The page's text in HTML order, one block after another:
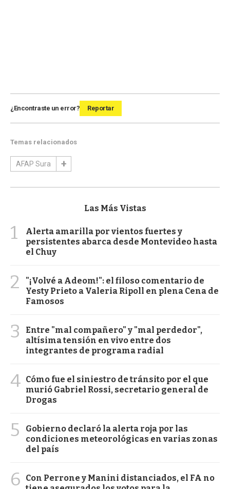
¿Encontraste un error? Reportar
Temas relacionados
AFAP Sura
Las Más Vistas
1
Alerta amarilla por vientos fuertes y
persistentes abarca desde Montevideo hasta
el Chuy
2
"¡Volvé a Adeom!": el filoso comentario de
Yesty Prieto a Valeria Ripoll en plena Cena de
Famosos
3
Entre "mal compañero" y "mal perdedor",
altísima tensión en vivo entre dos
integrantes de programa radial
4 Cómo fue el siniestro de tránsito por el que
murió Gabriel Rossi, secretario general de
Drogas
5
Gobierno declaró la alerta roja por las
condiciones meteorológicas en varias zonas
del país
6
Con Perrone y Manini distanciados, el FA no